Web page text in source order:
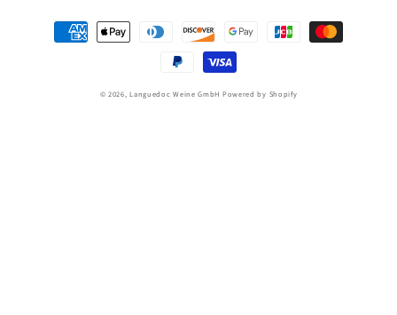
Zahlungsmethoden
© 2026,Languedoc Weine GmbH Powered by Shopify